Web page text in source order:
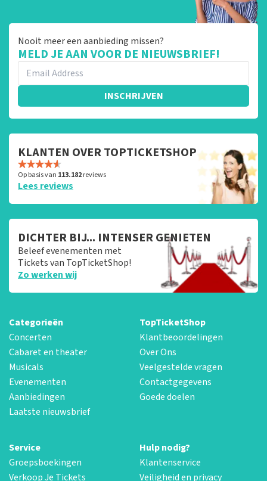
Nooit meer een aanbieding missen?
MELD JE AAN VOOR DE NIEUWSBRIEF!
INSCHRIJVEN
KLANTEN OVER TOPTICKETSHOP
Op basis van 113.182reviews
Lees reviews
DICHTER BIJ... INTENSER GENIETEN
Beleef evenementen met
Tickets van TopTicketShop!
Zo werken wij
Categorieën
Concerten
Cabaret en theater
Musicals
Evenementen
Aanbiedingen
Laatste nieuwsbrief
TopTicketShop
Klantbeoordelingen
Over Ons
Veelgestelde vragen
Contactgegevens
Goede doelen
Service
Groepsboekingen
Verkoop Je Tickets
Hulp nodig?
Klantenservice
Veiligheid en privacy